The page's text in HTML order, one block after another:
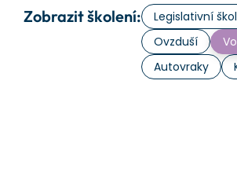
Zobrazit školení: Legislativní
Ovzduší
Autovraky